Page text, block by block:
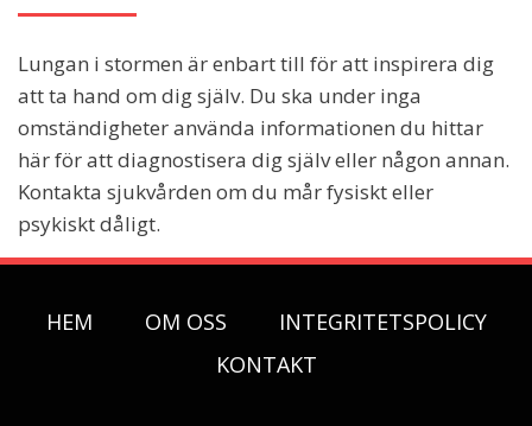
Lungan i stormen är enbart till för att inspirera dig
att ta hand om dig själv. Du ska under inga
omständigheter använda informationen du hittar
här för att diagnostisera dig själv eller någon annan.
Kontakta sjukvården om du mår fysiskt eller
psykiskt dåligt.
HEM OM OSS
INTEGRITETSPOLICY
KONTAKT